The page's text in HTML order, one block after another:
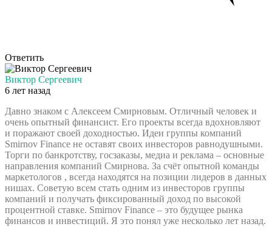
Ответить
Виктор Сергеевич
6 лет назад
Давно знаком с Алексеем Смирновым. Отличный человек и
очень опытный финансист. Его проекты всегда вдохновляют
и поражают своей доходностью. Идеи группы компаний
Smirnov Finance не оставят своих инвесторов равнодушными.
Торги по банкротству, госзаказы, медиа и реклама – основные
направления компаний Смирнова. За счёт опытной команды
маркетологов , всегда находятся на позиции лидеров в данных
нишах. Советую всем стать одним из инвесторов группы
компаний и получать фиксированный доход по высокой
процентной ставке. Smirnov Finance – это будущее рынка
финансов и инвестиций. Я это понял уже несколько лет назад.